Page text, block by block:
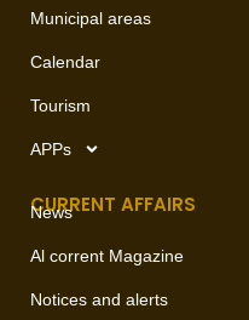
Municipal areas
Calendar
Tourism
APPs
CURRENT AFFAIRS
News
Al corrent Magazine
Notices and alerts